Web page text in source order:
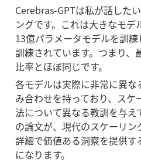
Cerebras-GPTは私が話した
ングです。これは大きなモデ
13億パラメータモデルを訓
訓練されています。つまり
比率とほぼ同じです。
各モデルは実際に非常に異
み合わせを持っており、スケ
法について異なる教訓を与え
の論文が、現代のスケーリ
詳細で価値ある洞察を提供
になります。